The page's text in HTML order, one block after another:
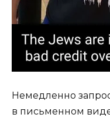
Немедленно
в письменном